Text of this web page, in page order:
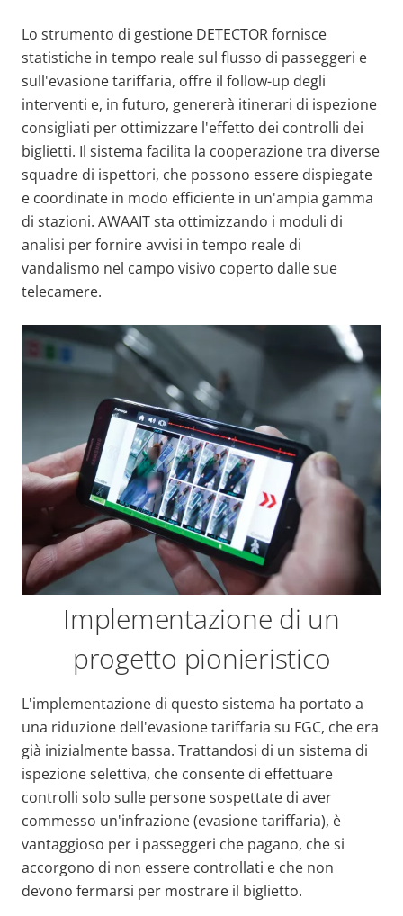
Lo strumento di gestione DETECTOR fornisce
statistiche in tempo reale sul flusso di passeggeri e
sull'evasione tariffaria, offre il follow-up degli
interventi e, in futuro, genererà itinerari di ispezione
consigliati per ottimizzare l'effetto dei controlli dei
biglietti. Il sistema facilita la cooperazione tra diverse
squadre di ispettori, che possono essere dispiegate
e coordinate in modo efficiente in un'ampia gamma
di stazioni. AWAAIT sta ottimizzando i moduli di
analisi per fornire avvisi in tempo reale di
vandalismo nel campo visivo coperto dalle sue
telecamere.
Implementazione di un
progetto pionieristico
L'implementazione di questo sistema ha portato a
una riduzione dell'evasione tariffaria su FGC, che era
già inizialmente bassa. Trattandosi di un sistema di
ispezione selettiva, che consente di effettuare
controlli solo sulle persone sospettate di aver
commesso un'infrazione (evasione tariffaria), è
vantaggioso per i passeggeri che pagano, che si
accorgono di non essere controllati e che non
devono fermarsi per mostrare il biglietto.